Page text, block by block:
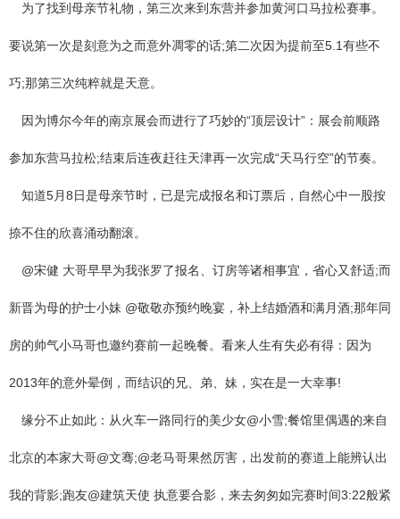
为了找到母亲节礼物，第三次来到东营并参加黄河口马拉松赛事。
要说第一次是刻意为之而意外凋零的话;第二次因为提前至5.1有些不
巧;那第三次纯粹就是天意。
因为博尔今年的南京展会而进行了巧妙的“顶层设计”：展会前顺路
参加东营马拉松;结束后连夜赶往天津再一次完成“天马行空”的节奏。
知道5月8日是母亲节时，已是完成报名和订票后，自然心中一股按
捺不住的欣喜涌动翻滚。
@宋健 大哥早早为我张罗了报名、订房等诸相事宜，省心又舒适;而
新晋为母的护士小妹 @敬敬亦预约晚宴，补上结婚酒和满月酒;那年同
房的帅气小马哥也邀约赛前一起晚餐。看来人生有失必有得：因为
2013年的意外晕倒，而结识的兄、弟、妹，实在是一大幸事!
缘分不止如此：从火车一路同行的美少女@小雪;餐馆里偶遇的来自
北京的本家大哥@文骞;@老马哥果然厉害，出发前的赛道上能辨认出
我的背影;跑友@建筑天使 执意要合影，来去匆匆如完赛时间3:22般紧